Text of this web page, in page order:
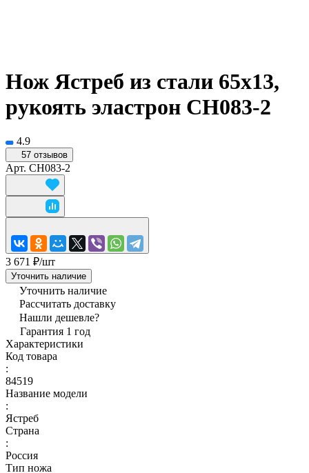
Нож Ястреб из стали 65х13,
рукоять эластрон CH083-2
4.9
57 отзывов
Арт. CH083-2
3 671 ₽/шт
Уточнить наличие
Уточнить наличие
Рассчитать доставку
Нашли дешевле?
Гарантия 1 год
Характеристики
Код товара
:
84519
Название модели
:
Ястреб
Страна
:
Россия
Тип ножа